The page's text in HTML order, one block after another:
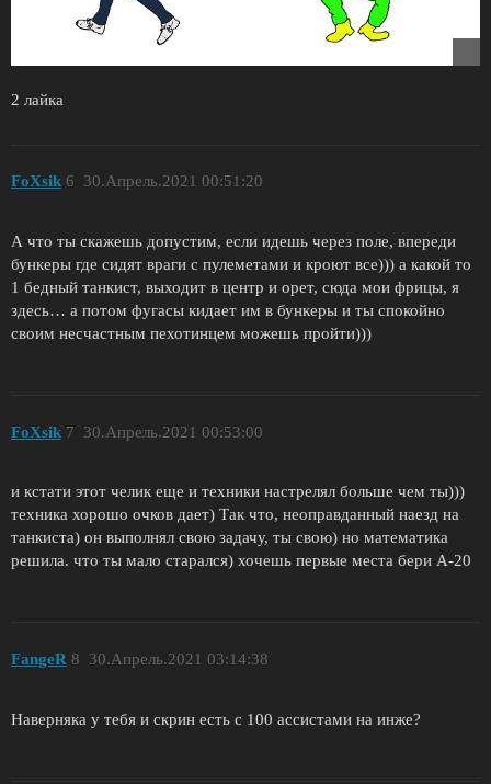
2 лайка
FoXsik 30.Апрель.2021 00:51:20
6
А что ты скажешь допустим, если идешь через поле, впереди
бункеры где сидят враги с пулеметами и кроют все))) а какой то
1 бедный танкист, выходит в центр и орет, сюда мои фрицы, я
здесь… а потом фугасы кидает им в бункеры и ты спокойно
своим несчастным пехотинцем можешь пройти)))
FoXsik 30.Апрель.2021 00:53:00
7
и кстати этот челик еще и техники настрелял больше чем ты)))
техника хорошо очков дает) Так что, неоправданный наезд на
танкиста) он выполнял свою задачу, ты свою) но математика
решила. что ты мало старался) хочешь первые места бери А-20
FangeR 30.Апрель.2021 03:14:38
8
Наверняка у тебя и скрин есть с 100 ассистами на инже?